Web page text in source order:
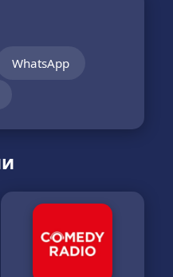
WhatsApp